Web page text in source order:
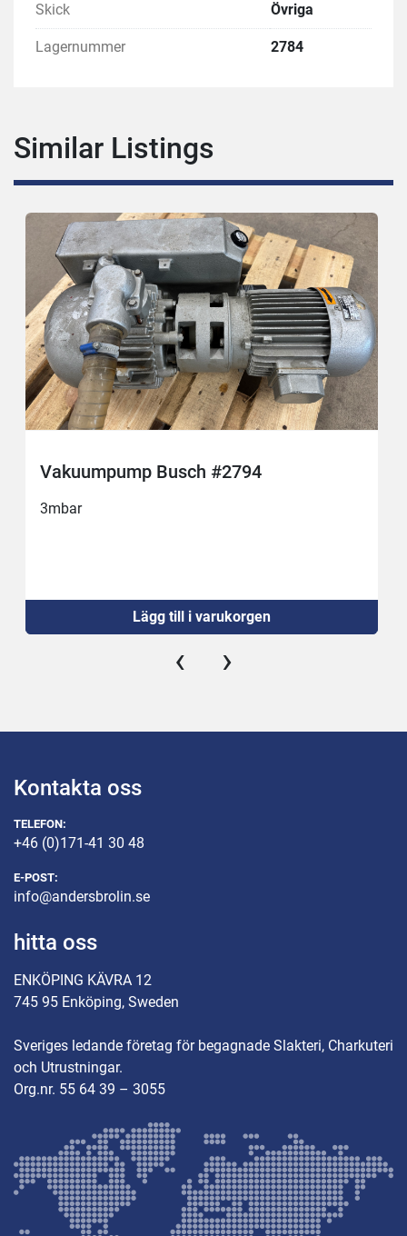
Skick Övriga
Lagernummer 2784
Similar Listings
Vakuumpump Busch #2794
3mbar
Lägg till i varukorgen
‹ ›
Kontakta oss
TELEFON:
+46 (0)171-41 30 48
E-POST:
info@andersbrolin.se
hitta oss
ENKÖPING KÄVRA 12
745 95 Enköping, Sweden
Sveriges ledande företag för begagnade Slakteri, Charkuteri
och Utrustningar.
Org.nr. 55 64 39 – 3055